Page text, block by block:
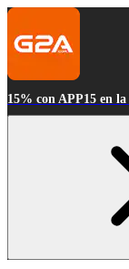
15% con APP15 en